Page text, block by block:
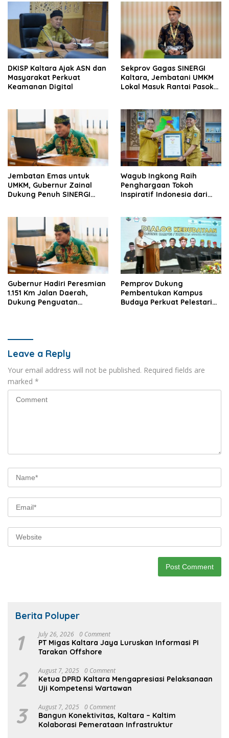
DKISP Kaltara Ajak ASN dan
Masyarakat Perkuat
Keamanan Digital
Sekprov Gagas SINERGI
Kaltara, Jembatani UMKM
Lokal Masuk Rantai Pasok
Jembatan Emas untuk
UMKM, Gubernur Zainal
Dukung Penuh SINERGI
Wagub Ingkong Raih
Penghargaan Tokoh
Inspiratif Indonesia dari
Gubernur Hadiri Peresmian
1.151 Km Jalan Daerah,
Dukung Penguatan
Pemprov Dukung
Pembentukan Kampus
Budaya Perkuat Pelestarian
Leave a Reply
Your email address will not be published. Required fields are
marked *
Berita Poluper
1 July 26, 2026 0 Comment
PT Migas Kaltara Jaya Luruskan Informasi PI
Tarakan Offshore
2 August 7, 2025 0 Comment
Ketua DPRD Kaltara Mengapresiasi Pelaksanaan
Uji Kompetensi Wartawan
3 August 7, 2025 0 Comment
Bangun Konektivitas, Kaltara – Kaltim
Kolaborasi Pemerataan Infrastruktur